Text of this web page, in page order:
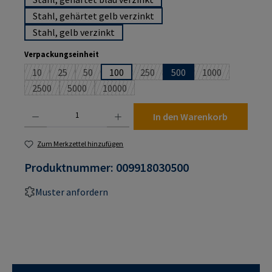
Stahl, gehärtet gelb verzinkt
Stahl, gelb verzinkt
Verpackungseinheit
10(Diese Option ist zurzeit nicht verfügbar.)
25(Diese Option ist zurzeit nicht verfügbar.)
50(Diese Option ist zurzeit nicht verfügbar.)
100 250(Diese Option ist zurzeit nicht
500 1000(Diese Option
2500(Diese Option ist zurzeit nicht verfügbar.)
5000(Diese Option ist zurzeit nicht verfügbar.)
10000(Diese Option ist zurzeit nicht verfügbar.)
In den Warenkorb
Zum Merkzettel hinzufügen
Produktnummer: 009918030500
Muster anfordern